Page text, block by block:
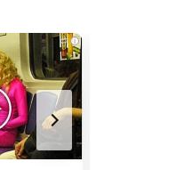
i